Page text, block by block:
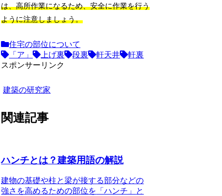
は、高所作業になるため、安全に作業を行う
ように注意しましょう。
住宅の部位について
「ア」
上げ裏 段裏 軒天井
軒裏
スポンサーリンク
建築の研究家
関連記事
ハンチとは？建築用語の解説
建物の基礎や柱と梁が接する部分などの
強さを高めるための部位を 「ハンチ」
と